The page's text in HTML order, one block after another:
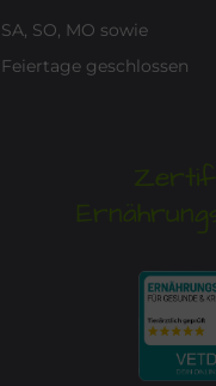
SA, SO, MO sowie
Feiertage geschlossen